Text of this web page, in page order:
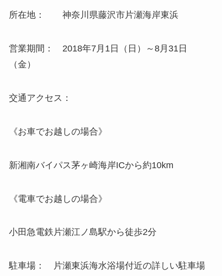
所在地： 神奈川県藤沢市片瀬海岸東浜
営業期間： 2018年7月1日（日）～8月31日
（金）
交通アクセス：
《お車でお越しの場合》
新湘南バイパス茅ヶ崎海岸ICから約10km
《電車でお越しの場合》
小田急電鉄片瀬江ノ島駅から徒歩2分
駐車場： 片瀬東浜海水浴場付近の詳しい駐車場